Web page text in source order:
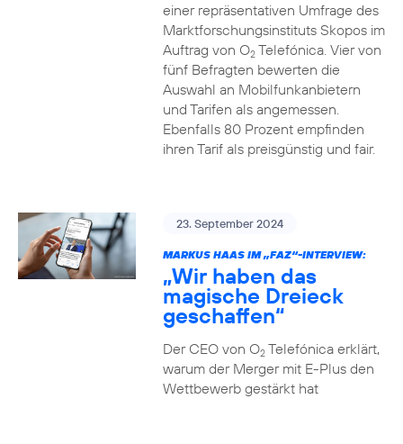
einer repräsentativen Umfrage des
Marktforschungsinstituts Skopos im
Auftrag von O2Telefónica. Vier von
fünf Befragten bewerten die
Auswahl an Mobilfunkanbietern
und Tarifen als angemessen.
Ebenfalls 80 Prozent empfinden
ihren Tarif als preisgünstig und fair.
23. September 2024
MARKUS HAAS IM „FAZ“-INTERVIEW:
„Wir haben das
magische Dreieck
geschaffen“
Der CEO von O2Telefónica erklärt,
warum der Merger mit E-Plus den
Wettbewerb gestärkt hat